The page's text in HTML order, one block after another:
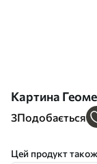
Картина
3Подобається
Цей продукт